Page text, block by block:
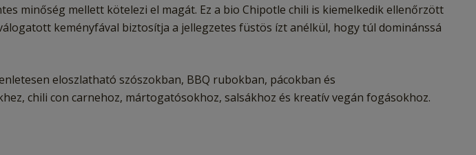
minőség mellett kötelezi el magát. Ez a bio Chipotle chili is kiemelkedik ellenőrzött
keményfával biztosítja a jellegzetes füstös ízt anélkül, hogy túl dominánssá
eloszlatható szószokban, BBQ rubokban, pácokban és
chili con carnehoz, mártogatósokhoz, salsákhoz és kreatív vegán fogásokhoz.